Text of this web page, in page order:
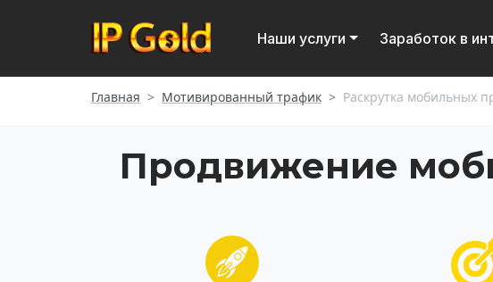
Наши услуги Заработок в
Главная Мотивированный трафик Раскрутка мобильных
Продвижение